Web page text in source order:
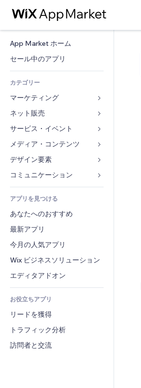
App Market ホーム
セール中のアプリ
カテゴリー
マーケティング
広告
モバイル
アクセス解析
リスティング広告
メール
コンバージョン
ネット販売
ストア用アプリ
発送・配達
販売ボタン
会計
クーポン・特典
倉庫管理ソリューション
ドロップシッピング
食品・飲料
サービス・イベント
ホテル
イベント
レストラン
不動産
ブッキング
メディア・コンテンツ
ギャラリー
音楽
ポッドキャスト
写真
動画
PDF
ファイル共有
ニュース
デザイン要素
マップ・ナビ
プライバシー・セキュリティ
時計
ページテンプレート
画像効果
ボタン・メニュー
バナー・バッジ
電卓
検索
天気
チャート・テーブル
フォーム
ブログ
投票
チャット
コメント
電話
コミュニティィ
レビュー・お客さまの声
CRM
アプリを見つける
あなたへのおすすめ
最新アプリ
今月の人気アプリ
Wix ビジネスソリューション
エディタアドオン
お役立ちアプリ
リードを獲得
トラフィック分析
訪問者と交流